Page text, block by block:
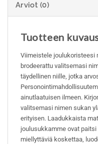
Arviot (0)
Tuotteen
Viimeistele joulukoristeesi
brodeerattu valitsemasi
täydellinen niille, jotka
ainutlaatuisen ilmeen.
valitsemasi nimen sukan
erityisen. Laadukkaista
joulusukkamme ovat
miellyttäviä koskettaa,